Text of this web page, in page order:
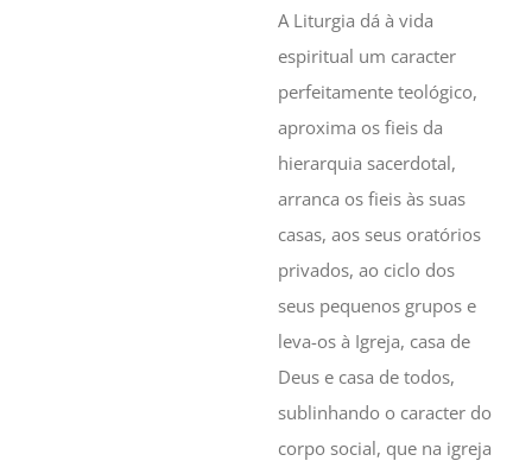
A Liturgia dá à vida
espiritual um caracter
perfeitamente teológico,
aproxima os fieis da
hierarquia sacerdotal,
arranca os fieis às suas
casas, aos seus oratórios
privados, ao ciclo dos
seus pequenos grupos e
leva-os à Igreja, casa de
Deus e casa de todos,
sublinhando o caracter do
corpo social, que na igreja